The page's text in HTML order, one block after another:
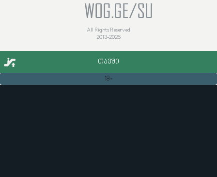
WOG.GE/SU
All Rights Reserved
2013-2026
ᲗᲐᲕᲨᲘ
18+